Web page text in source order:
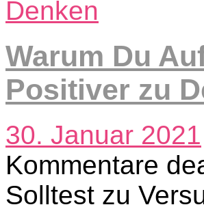
Warum Du
Positiver zu
30. Januar 2021
Kommentare
Solltest zu